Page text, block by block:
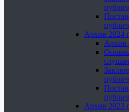
Архив 2024
Архив
Архив 2023